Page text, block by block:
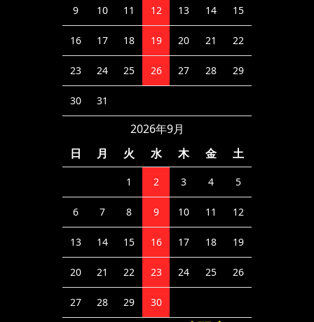
9 10 11 12 13 14 15
16 17 18 19 20 21 22
23 24 25 26 27 28 29
30 31
2026年9月
日
月 火 水 木 金 土
1 2 3 4 5
6 7 8 9 10 11 12
13 14 15 16 17 18 19
20 21 22 23 24 25 26
27 28 29 30